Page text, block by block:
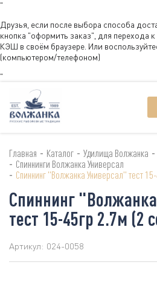
"
Друзья, если после выбора способа
кнопка "оформить заказ", для перехода
КЭШ в своём браузере. Или
(компьютером/телефоном)
"
Главная - Каталог - Удилища Волжанка -
- Спиннинги Волжанка Универсал
- Спиннинг "Волжанка Универсал" тест
Спиннинг
тест 15-45гр 2.7м (2
Артикул: 024-0058